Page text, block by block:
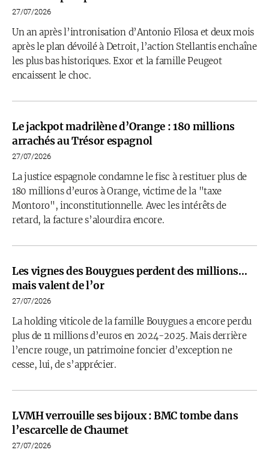
27/07/2026
Un an après l’intronisation d’Antonio Filosa et deux mois
après le plan dévoilé à Detroit, l’action Stellantis enchaîne
les plus bas historiques. Exor et la famille Peugeot
encaissent le choc.
Le jackpot madrilène d’Orange : 180 millions
arrachés au Trésor espagnol
27/07/2026
La justice espagnole condamne le fisc à restituer plus de
180 millions d’euros à Orange, victime de la "taxe
Montoro", inconstitutionnelle. Avec les intérêts de
retard, la facture s’alourdira encore.
Les vignes des Bouygues perdent des millions…
mais valent de l’or
27/07/2026
La holding viticole de la famille Bouygues a encore perdu
plus de 11 millions d’euros en 2024-2025. Mais derrière
l’encre rouge, un patrimoine foncier d’exception ne
cesse, lui, de s’apprécier.
LVMH verrouille ses bijoux : BMC tombe dans
l’escarcelle de Chaumet
27/07/2026